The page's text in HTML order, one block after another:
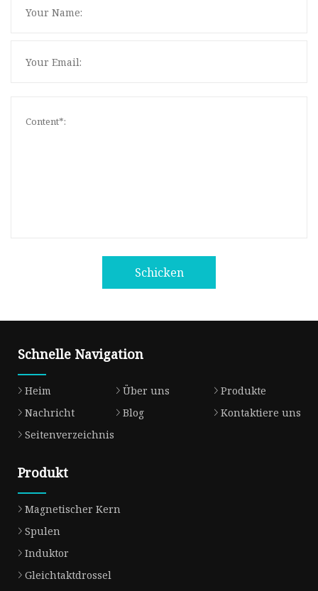
Schicken
Schnelle Navigation
Heim Über uns
Produkte
Nachricht
Blog
Kontaktiere uns
Seitenverzeichnis
Produkt
Magnetischer Kern
Spulen
Induktor
Gleichtaktdrossel